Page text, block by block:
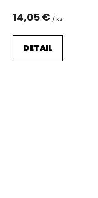
14,05 € / ks
DETAIL